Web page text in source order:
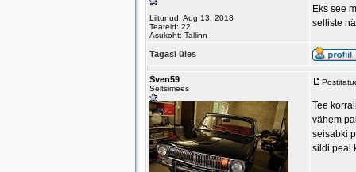
Liitunud: Aug 13, 2018
Teateid: 22
Asukoht: Tallinn
Eks see
selliste
Tagasi üles
Sven59
Seltsimees
Tee
vähem
seisabki
sildi peal